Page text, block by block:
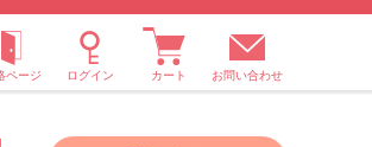
お問い合わせ